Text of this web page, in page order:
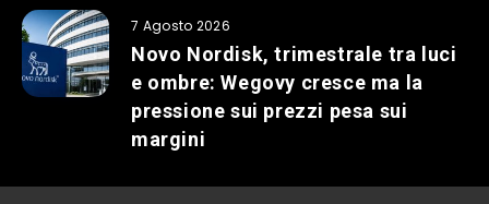
7 Agosto 2026
Novo Nordisk, trimestrale tra luci
e ombre: Wegovy cresce ma la
pressione sui prezzi pesa sui
margini